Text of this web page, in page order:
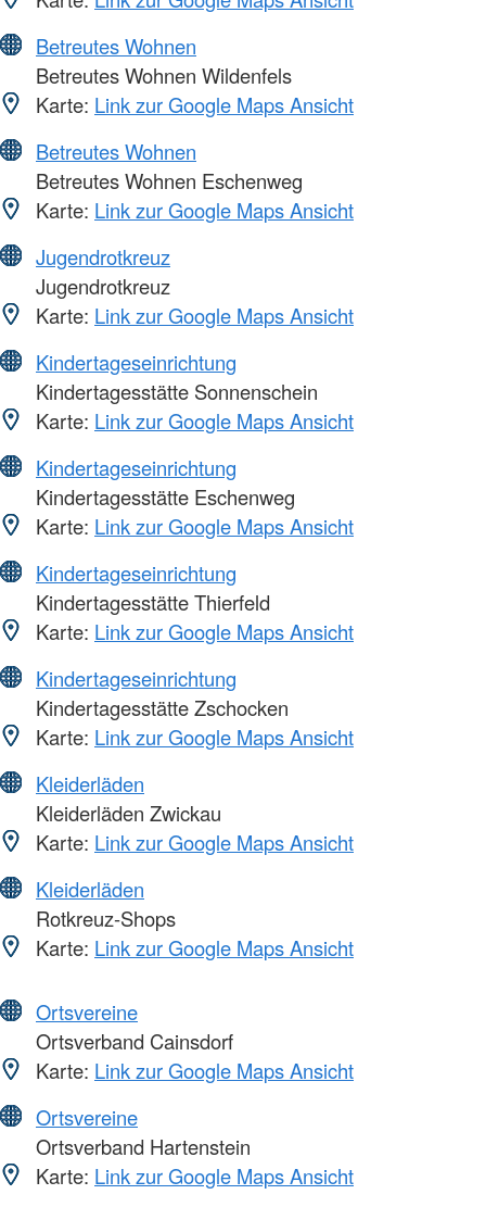
Betreutes Wohnen
Betreutes Wohnen Wildenfels
Karte: Link zur Google Maps Ansicht
Betreutes Wohnen
Betreutes Wohnen Eschenweg
Karte: Link zur Google Maps Ansicht
Jugendrotkreuz
Jugendrotkreuz
Karte: Link zur Google Maps Ansicht
Kindertageseinrichtung
Kindertagesstätte Sonnenschein
Karte: Link zur Google Maps Ansicht
Kindertageseinrichtung
Kindertagesstätte Eschenweg
Karte: Link zur Google Maps Ansicht
Kindertageseinrichtung
Kindertagesstätte Thierfeld
Karte: Link zur Google Maps Ansicht
Kindertageseinrichtung
Kindertagesstätte Zschocken
Karte: Link zur Google Maps Ansicht
Kleiderläden
Kleiderläden Zwickau
Karte: Link zur Google Maps Ansicht
Kleiderläden
Rotkreuz-Shops
Karte: Link zur Google Maps Ansicht
Ortsvereine
Ortsverband Cainsdorf
Karte: Link zur Google Maps Ansicht
Ortsvereine
Ortsverband Hartenstein
Karte: Link zur Google Maps Ansicht